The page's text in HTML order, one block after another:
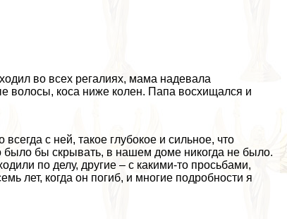
во всех регалиях, мама надевала
волосы, коса ниже колен. Папа восхищался и
с ней, такое глубокое и сильное, что
было бы скрывать, в нашем доме никогда не было.
по делу, другие – с какими-то просьбами,
лет, когда он погиб, и многие подробности я